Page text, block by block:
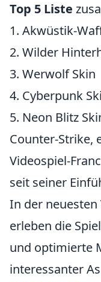
Top 5 Liste
1. Akwüstik-
2. Wilder
3. Werwolf Skin
4. Cyberpunk
5. Neon Blitz
Counter-Strike,
Videospiel-
seit seiner
In der neuesten
erleben die
und optimierte
interessanter